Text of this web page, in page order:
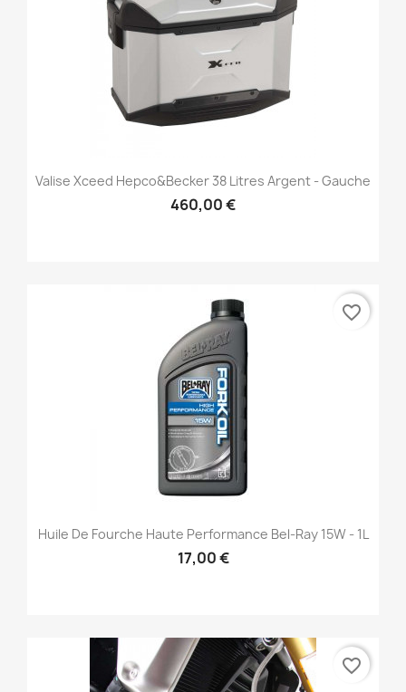
Valise Xceed Hepco&Becker 38 Litres Argent - Gauche
460,00 €
Huile De Fourche Haute Performance Bel-Ray 15W - 1L
17,00 €
favorite_border
favorite_border